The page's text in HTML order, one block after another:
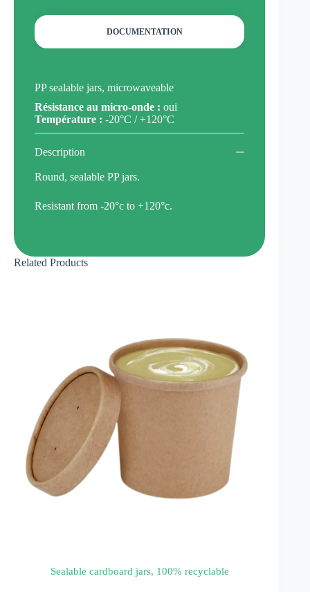
DOCUMENTATION
PP sealable jars, microwaveable
Résistance au micro-onde : oui
Température : -20°C / +120°C
Description
Round, sealable PP jars.
Resistant from -20°c to +120°c.
Related Products
Sealable cardboard jars, 100% recyclable